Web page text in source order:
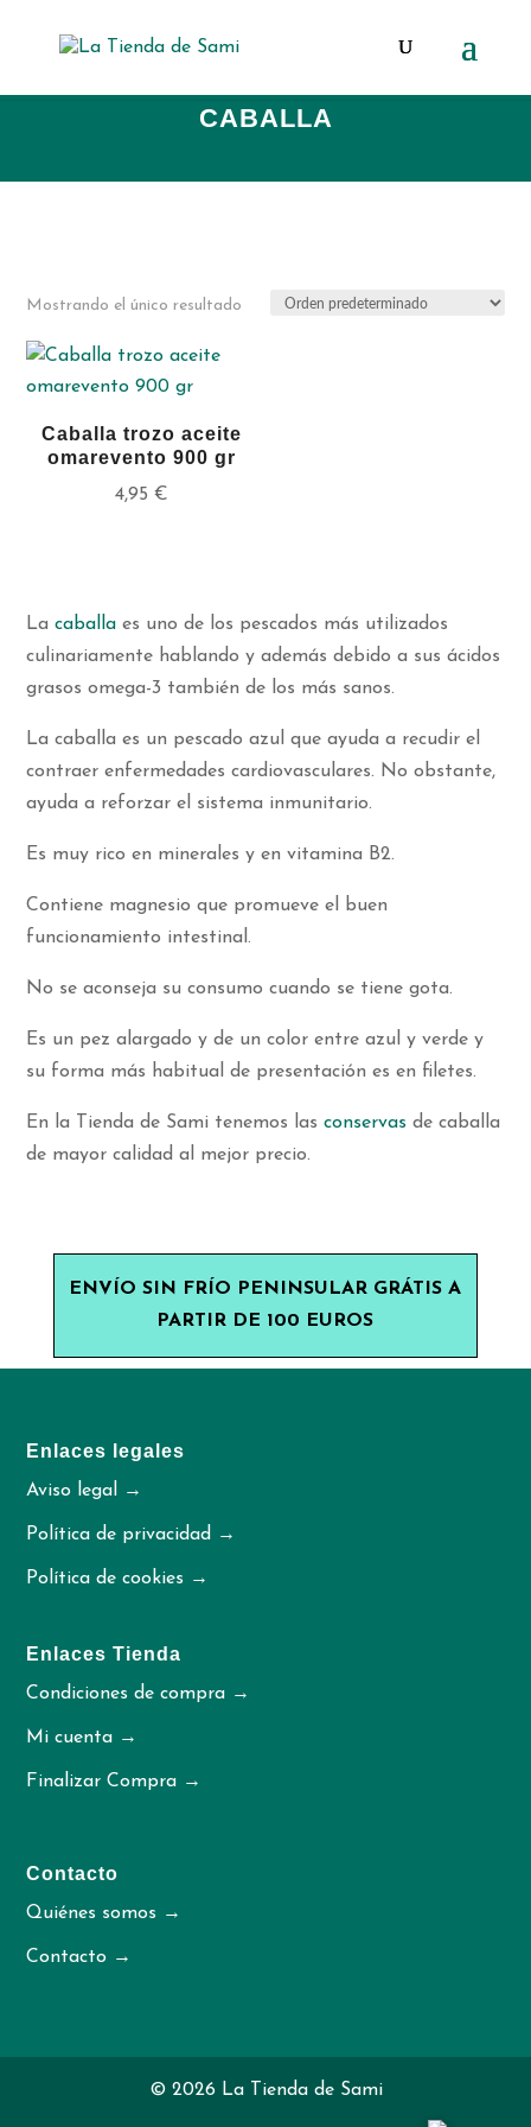
CABALLA
Mostrando el único resultado
Caballa trozo aceite
omarevento 900 gr
4,95 €
Lacaballa es uno de los pescados más utilizados
culinariamente hablando y además debido a sus ácidos
grasos omega-3 también de los más sanos.
La caballa es un pescado azul que ayuda a recudir el
contraer enfermedades cardiovasculares. No obstante,
ayuda a reforzar el sistema inmunitario.
Es muy rico en minerales y en vitamina B2.
Contiene magnesio que promueve el buen
funcionamiento intestinal.
No se aconseja su consumo cuando se tiene gota.
Es un pez alargado y de un color entre azul y verde y
su forma más habitual de presentación es en filetes.
En la Tienda de Sami tenemos lasconservas de caballa
de mayor calidad al mejor precio.
ENVÍO SIN FRÍO PENINSULAR GRÁTIS A
PARTIR DE 100 EUROS
Enlaces legales
Aviso legal →
Política de privacidad →
Política de cookies →
Enlaces Tienda
Condiciones de compra →
Mi cuenta →
Finalizar Compra →
Contacto
Quiénes somos →
Contacto →
© 2026 La Tienda de Sami